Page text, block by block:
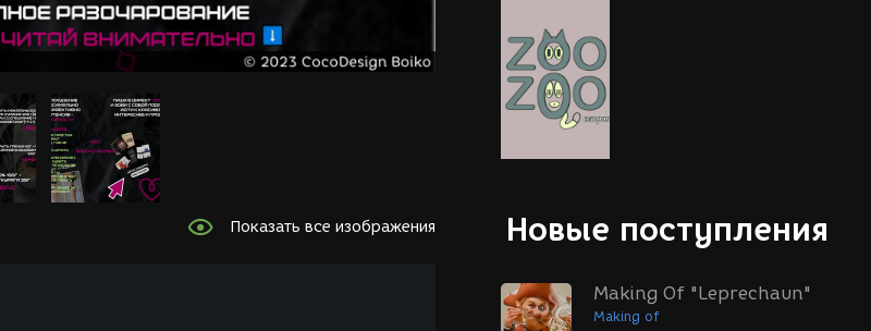
Новые поступления
Making Of "Leprechaun"
Making of
Показать все изображения